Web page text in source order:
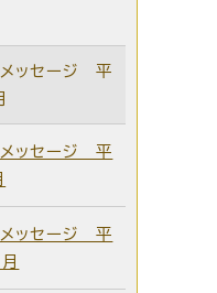
ッセージ 平
ッセージ 平
ッセージ 平